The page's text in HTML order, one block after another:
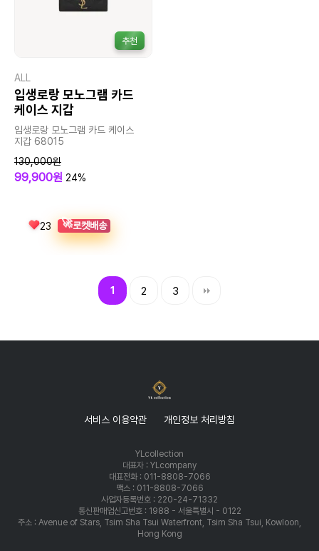
추천
ALL
입생로랑 모노그램 카드
케이스 지갑
입생로랑 모노그램 카드 케이스
지갑 68015
130,000원
99,900원 24%
23 🚀로켓배송
1 2 3
서비스 이용약관 개인정보 처리방침
YLcollection
대표자 : YLcompany
대표전화 : 011-8808-7066
팩스 : 011-8808-7066
사업자등록번호 : 220-24-71332
통신판매업신고번호 : 1988 - 서울특별시 - 0122
주소 : Avenue of Stars, Tsim Sha Tsui Waterfront, Tsim Sha Tsui, Kowloon,
Hong Kong